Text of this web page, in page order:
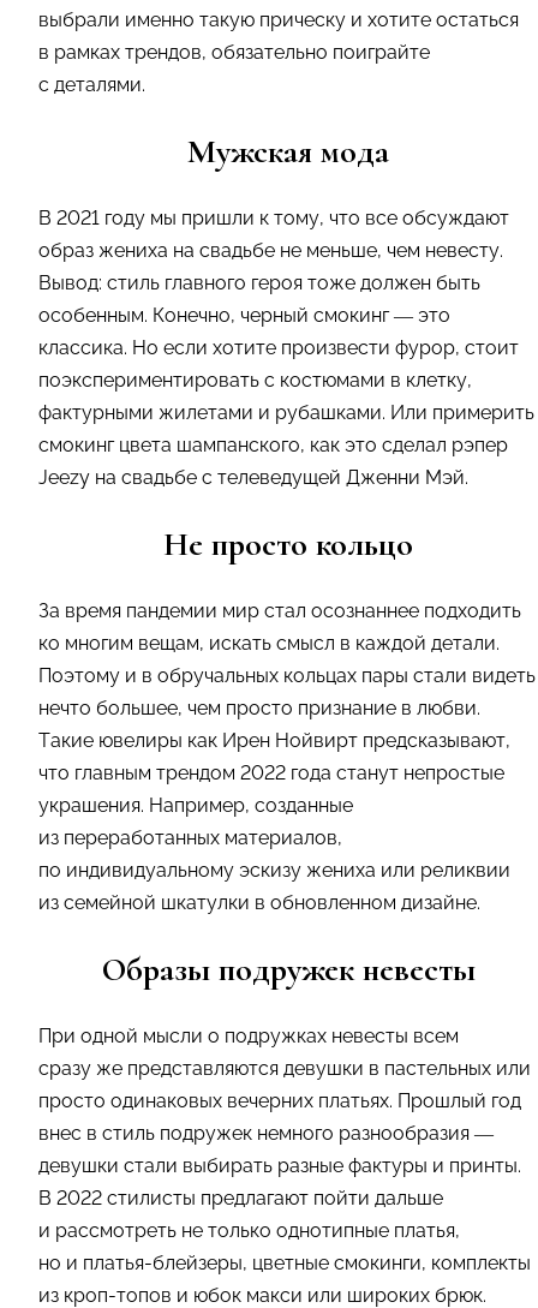
выбрали именно такую прическу и хотите остаться
в рамках трендов, обязательно поиграйте
с деталями.
Мужская мода
В 2021 году мы пришли к тому, что все обсуждают
образ жениха на свадьбе не меньше, чем невесту.
Вывод: стиль главного героя тоже должен быть
особенным. Конечно, черный смокинг — это
классика. Но если хотите произвести фурор, стоит
поэкспериментировать с костюмами в клетку,
фактурными жилетами и рубашками. Или примерить
смокинг цвета шампанского, как это сделал рэпер
Jeezy на свадьбе с телеведущей Дженни Мэй.
Не просто кольцо
За время пандемии мир стал осознаннее подходить
ко многим вещам, искать смысл в каждой детали.
Поэтому и в обручальных кольцах пары стали видеть
нечто большее, чем просто признание в любви.
Такие ювелиры как Ирен Нойвирт предсказывают,
что главным трендом 2022 года станут непростые
украшения. Например, созданные
из переработанных материалов,
по индивидуальному эскизу жениха или реликвии
из семейной шкатулки в обновленном дизайне.
Образы подружек невесты
При одной мысли о подружках невесты всем
сразу же представляются девушки в пастельных или
просто одинаковых вечерних платьях. Прошлый год
внес в стиль подружек немного разнообразия —
девушки стали выбирать разные фактуры и принты.
В 2022 стилисты предлагают пойти дальше
и рассмотреть не только однотипные платья,
но и платья-блейзеры, цветные смокинги, комплекты
из кроп-топов и юбок макси или широких брюк.